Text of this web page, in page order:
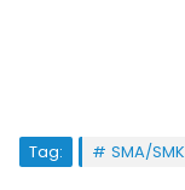
Tag: SMA/SMK